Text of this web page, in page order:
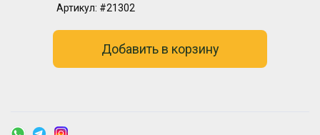
Артикул: #21302
Добавить в корзину